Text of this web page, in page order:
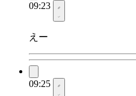
09:23
えー
09:25